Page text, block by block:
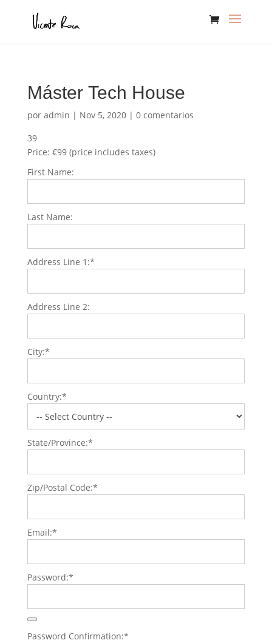
Máster Tech House
por admin | Nov 5, 2020| 0 comentarios
39
Price: €99 (price includes taxes)
First Name:
Last Name:
Address Line 1:*
Address Line 2:
City:*
Country:*
State/Province:*
Zip/Postal Code:*
Email:*
Password:*
Password Confirmation:*